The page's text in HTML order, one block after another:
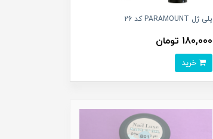
پلی ژل PARAMOUNT کد 26
180,000 تومان
خرید